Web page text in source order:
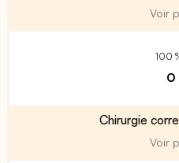
Voir
100
0
Chirurgie
Voir